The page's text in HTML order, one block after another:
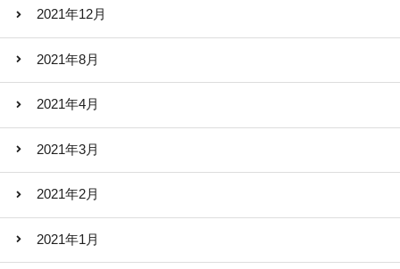
2021年12月
2021年8月
2021年4月
2021年3月
2021年2月
2021年1月